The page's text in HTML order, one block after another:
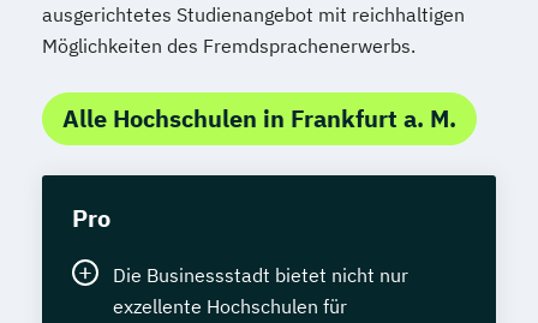
ausgerichtetes Studienangebot mit reichhaltigen
Möglichkeiten des Fremdsprachenerwerbs.
Alle Hochschulen in Frankfurt a. M.
Pro
Die Businessstadt bietet nicht nur
exzellente Hochschulen für